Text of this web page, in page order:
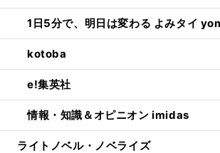
1日5分で、明日は変わる よみタイ
kotoba
e!集英社
情報・知識＆オピニオン imidas
ライトノベル・ノベライズ